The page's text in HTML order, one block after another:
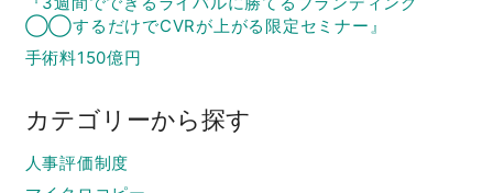
◯◯するだけでCVRが上がる限定セミナー』
手術料150億円
カテゴリーから探す
人事評価制度